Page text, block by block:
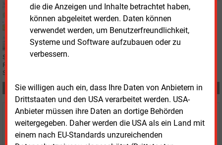
die die Anzeigen und Inhalte betrachtet haben,
können abgeleitet werden. Daten können
verwendet werden, um Benutzerfreundlichkeit,
Systeme und Software aufzubauen oder zu
verbessern.
Sie willigen auch ein, dass Ihre Daten von Anbietern in
Drittstaaten und den USA verarbeitet werden. USA-
Anbieter müssen ihre Daten an dortige Behörden
weitergegeben. Daher werden die USA als ein Land mit
einem nach EU-Standards unzureichenden
Dienstag, 8.11.2022, 16:34
F&E
Carnot-Batterie mit innovativem Wärmespeicher
Speichertechnik für Sektorenkopplung: Das Deutsche Zentrum für Luft- und
Raumfahrt tüftelt an einer Carnot-Batterie mit Wärmeüberträgern, die an
Schneeflocken erinnern.
Teilen:
Haben Sie Interesse an Content oder
Mehrfachzugängen für Ihr Unternehmen?